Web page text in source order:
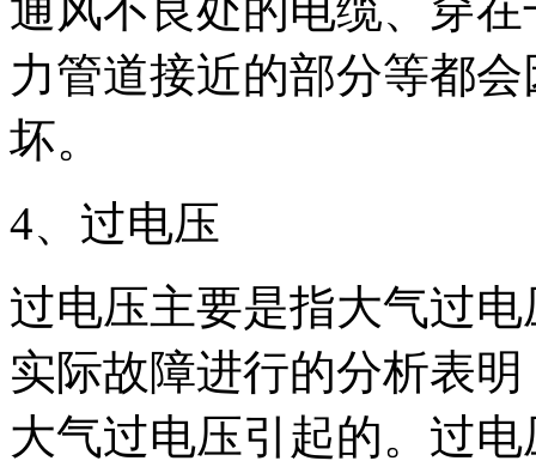
力管道接近的部分等都
坏。
4、过电压
过电压主要是指大气过
实际故障进行的分析表
大气过电压引起的。过